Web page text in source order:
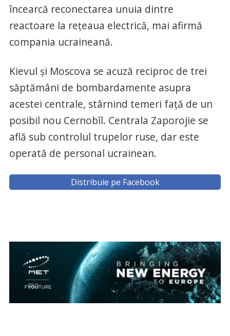
încearcă reconectarea unuia dintre
reactoare la reţeaua electrică, mai afirmă
compania ucraineană.
Kievul şi Moscova se acuză reciproc de trei
săptămâni de bombardamente asupra
acestei centrale, stârnind temeri faţă de un
posibil nou Cernobîl. Centrala Zaporojie se
află sub controlul trupelor ruse, dar este
operată de personal ucrainean.
Distribuie pe Facebook